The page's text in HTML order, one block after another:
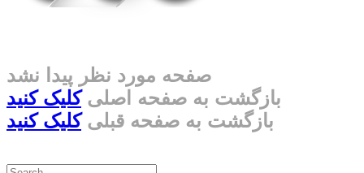
صفحه مورد نظر پیدا نشد
بازگشت به صفحه اصلیکلیک کنید
بازگشت به صفحه قبلیکلیک کنید